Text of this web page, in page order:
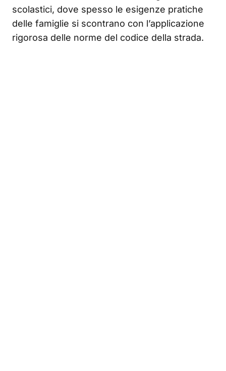
scolastici, dove spesso le esigenze pratiche
delle famiglie si scontrano con l’applicazione
rigorosa delle norme del codice della strada.